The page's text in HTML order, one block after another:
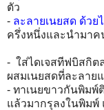
ตัว
- ละลายเนยสด ด้วย
ครึ่งหนึ่งและนำมา
- ใส่ไดเจสทีฟบิสกิต
ผสมเนยสดที่ละลาย
- ทาเนยขาวกันพิมพ์
แล้วมากรุลงในพิม